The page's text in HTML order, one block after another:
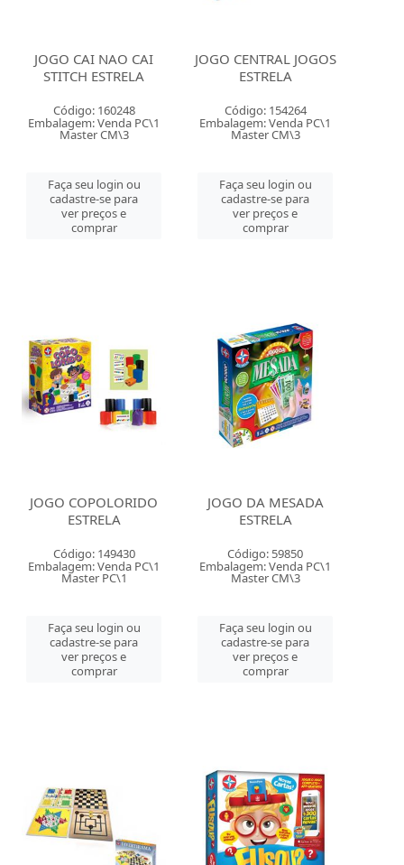
JOGO CAI NAO CAI
STITCH ESTRELA
Código: 160248
Embalagem: Venda PC\1
Master CM\3
Faça seu login ou
cadastre-se para
ver preços e
comprar
JOGO CENTRAL JOGOS
ESTRELA
Código: 154264
Embalagem: Venda PC\1
Master CM\3
Faça seu login ou
cadastre-se para
ver preços e
comprar
JOGO COPOLORIDO
ESTRELA
Código: 149430
Embalagem: Venda PC\1
Master PC\1
Faça seu login ou
cadastre-se para
ver preços e
comprar
JOGO DA MESADA
ESTRELA
Código: 59850
Embalagem: Venda PC\1
Master CM\3
Faça seu login ou
cadastre-se para
ver preços e
comprar